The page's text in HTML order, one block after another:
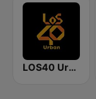
LOS40 Urban